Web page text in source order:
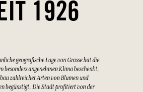
1926
geografische Lage von Grasse hat die
besonders angenehmen Klima beschenkt,
zahlreicher Arten von Blumen und
begünstigt. Die Stadt profitiert von der